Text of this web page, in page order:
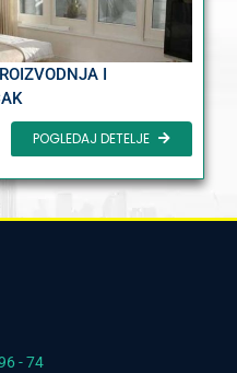
I
POGLEDAJ DETELJE
- 74